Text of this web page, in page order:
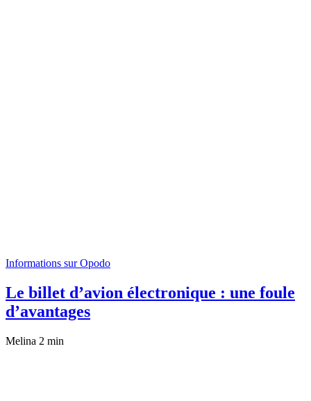
Informations sur Opodo
Le billet d’avion électronique : une foule
d’avantages
Melina 2 min